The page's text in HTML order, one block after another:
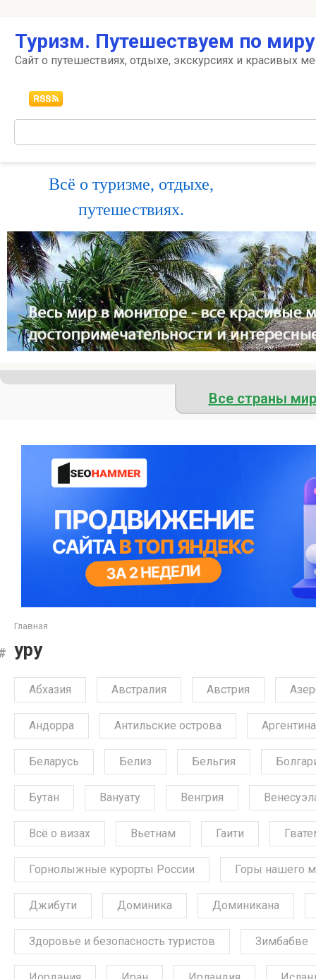
контенту
Туризм. Путешествуем по
Сайт о путешествиях, отдыхе, экскурсиях и красивых
Всё о туризме, отдыхе,
путешествиях.
Все страны
Главная
уру
Абхазия Австралия Австрия
Андорра Антильские острова Аргентина
Беларусь Белиз Бельгия
Бутан Вануату Венгрия
Всё о визах Вьетнам Гаити
Горнолыжные курорты России Горы нашего
Джибути Доминика Доминикана
Здоровье и безопасность туристов Зимбабве